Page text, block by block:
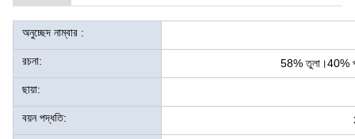
অনুচ্ছেদ নাম্বার :
রচনা: 58% তুলা।40%
ছায়া:
বয়ন পদ্ধতি: